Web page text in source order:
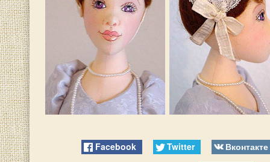
Facebook Twitter
Вконтакте